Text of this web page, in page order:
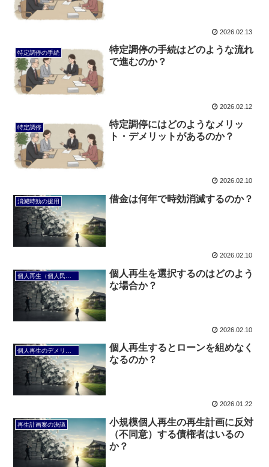
2026.02.13
特定調停の手続
特定調停の手続はどのような流れ
で進むのか？
2026.02.12
特定調停
特定調停にはどのようなメリッ
ト・デメリットがあるのか？
2026.02.10
消滅時効の援用 借金は何年で時効消滅するのか？
2026.02.10
個人再生を選択するのはどのよう
な場合か？
2026.02.10
個人再生するとローンを組めなく
なるのか？
2026.01.22
再生計画案の決議
小規模個人再生の再生計画に反対
（不同意）する債権者はいるの
か？